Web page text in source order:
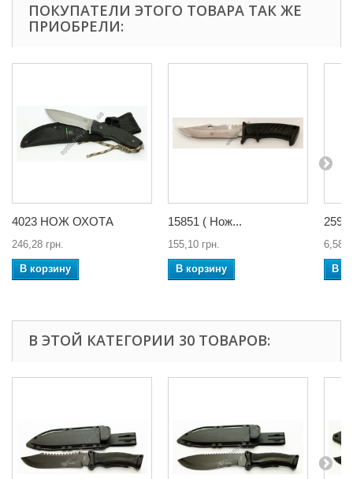
ПОКУПАТЕЛИ ЭТОГО ТОВАРА ТАК ЖЕ
ПРИОБРЕЛИ:
4023 НОЖ ОХОТА
246,28 грн.
В корзину
15851 ( Нож...
155,10 грн.
В корзину
2596
6,58
В
В ЭТОЙ КАТЕГОРИИ 30 ТОВАРОВ: